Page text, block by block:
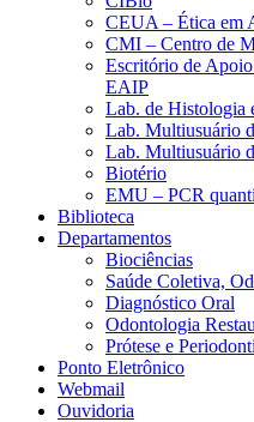
CEUA – Ética em
CMI – Centro de
Escritório de
EAIP
Lab. de Histologia
Lab. Multiusuário
Lab. Multiusuário
Biotério
EMU – PCR
Biblioteca
Departamentos
Biociências
Saúde Coletiva,
Diagnóstico Oral
Odontologia
Prótese e
Ponto Eletrônico
Webmail
Ouvidoria